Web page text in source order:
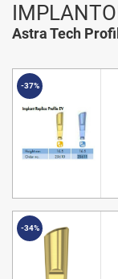
Astra Tech
-37%
-34%